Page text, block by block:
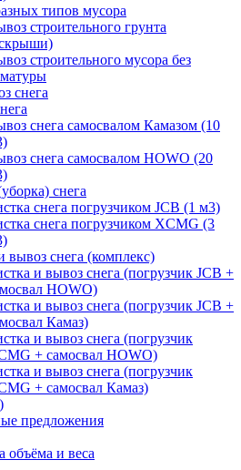
типов мусора
строительного грунта
строительного мусора без
снега
снега самосвалом Камазом (10
снега самосвалом HOWO (20
снега
снега погрузчиком JCB (1 м3)
снега погрузчиком XCMG (3
вывоз снега (комплекс)
и вывоз снега (погрузчик JCB +
HOWO)
и вывоз снега (погрузчик JCB +
Камаз)
и вывоз снега (погрузчик
+ самосвал HOWO)
и вывоз снега (погрузчик
+ самосвал Камаз)
предложения
объёма и веса